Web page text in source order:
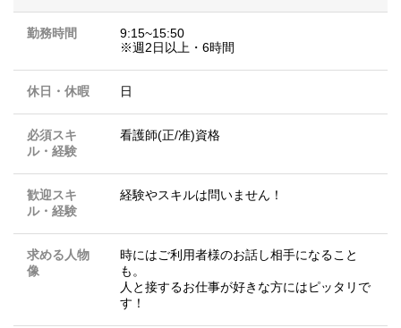
勤務時間
9:15~15:50
※週2日以上・6時間
休日・休暇 日
必須スキ
ル・経験
看護師(正/准)資格
歓迎スキ
ル・経験
経験やスキルは問いません！
求める人物
像
時にはご利用者様のお話し相手になること
も。
人と接するお仕事が好きな方にはピッタリで
す！